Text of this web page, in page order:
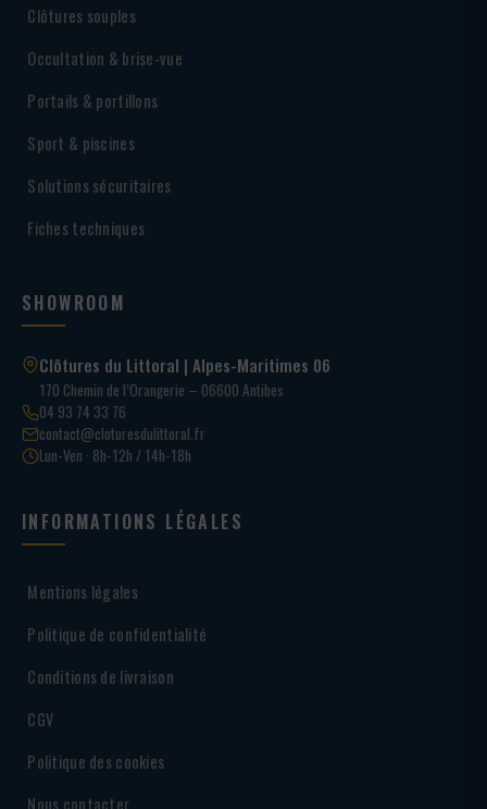
Clôtures souples
Occultation & brise-vue
Portails & portillons
Sport & piscines
Solutions sécuritaires
Fiches techniques
SHOWROOM
Clôtures du Littoral | Alpes-Maritimes 06
170 Chemin de l’Orangerie – 06600 Antibes
04 93 74 33 76
contact@cloturesdulittoral.fr
Lun-Ven · 8h-12h / 14h-18h
INFORMATIONS LÉGALES
Mentions légales
Politique de confidentialité
Conditions de livraison
CGV
Politique des cookies
Nous contacter